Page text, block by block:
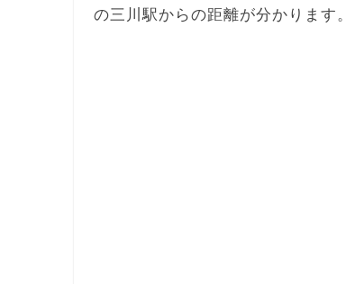
の三川駅からの距離が分かります。